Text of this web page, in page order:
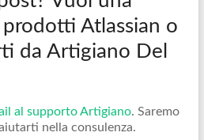
Atlassian o
da Artigiano Del
al supporto Artigiano. Saremo
nella consulenza.